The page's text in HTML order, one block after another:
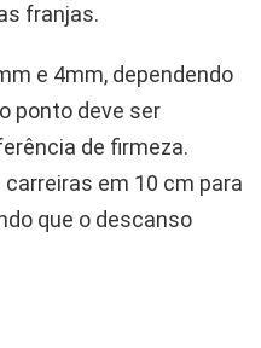
franjas.
e 4mm, dependendo
ponto deve ser
de firmeza.
em 10 cm para
que o descanso